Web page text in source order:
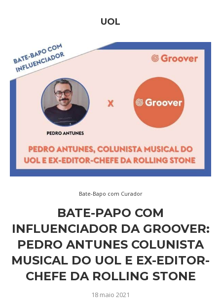
UOL
Bate-Bapo com Curador
BATE-PAPO COM
INFLUENCIADOR DA GROOVER:
PEDRO ANTUNES COLUNISTA
MUSICAL DO UOL E EX-EDITOR-
CHEFE DA ROLLING STONE
18 maio 2021